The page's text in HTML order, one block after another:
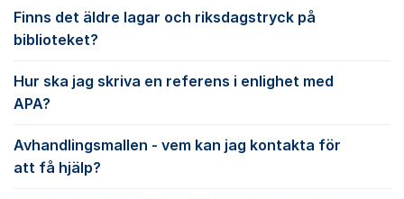
Finns det äldre lagar och riksdagstryck på
biblioteket?
Hur ska jag skriva en referens i enlighet med
APA?
Avhandlingsmallen - vem kan jag kontakta för
att få hjälp?